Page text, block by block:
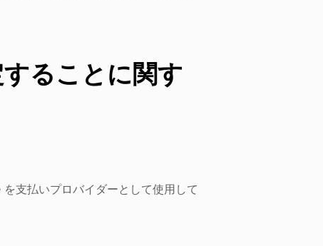
ることに関す
支払いプロバイダーとして使用して